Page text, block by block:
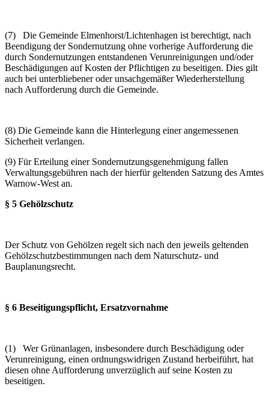
(7) Die Gemeinde Elmenhorst/Lichtenhagen ist berechtigt, nach
Beendigung der Sondernutzung ohne vorherige Aufforderung die
durch Sondernutzungen entstandenen Verunreinigungen und/oder
Beschädigungen auf Kosten der Pflichtigen zu beseitigen. Dies gilt
auch bei unterbliebener oder unsachgemäßer Wiederherstellung
nach Aufforderung durch die Gemeinde.
(8) Die Gemeinde kann die Hinterlegung einer angemessenen
Sicherheit verlangen.
(9) Für Erteilung einer Sondernutzungsgenehmigung fallen
Verwaltungsgebühren nach der hierfür geltenden Satzung des Amtes
Warnow-West an.
§ 5 Gehölzschutz
Der Schutz von Gehölzen regelt sich nach den jeweils geltenden
Gehölzschutzbestimmungen nach dem Naturschutz- und
Bauplanungsrecht.
§ 6 Beseitigungspflicht, Ersatzvornahme
(1) Wer Grünanlagen, insbesondere durch Beschädigung oder
Verunreinigung, einen ordnungswidrigen Zustand herbeiführt, hat
diesen ohne Aufforderung unverzüglich auf seine Kosten zu
beseitigen.